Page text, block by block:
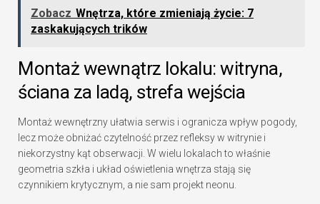
Zobacz Wnętrza, które zmieniają życie: 7
zaskakujących trików
Montaż wewnątrz lokalu: witryna,
ściana za ladą, strefa wejścia
Montaż wewnętrzny ułatwia serwis i ogranicza wpływ pogody,
lecz może obniżać czytelność przez refleksy w witrynie i
niekorzystny kąt obserwacji. W wielu lokalach to właśnie
geometria szkła i układ oświetlenia wnętrza stają się
czynnikiem krytycznym, a nie sam projekt neonu.